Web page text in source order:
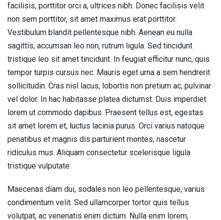
facilisis, porttitor orci a, ultrices nibh. Donec facilisis velit
non sem porttitor, sit amet maximus erat porttitor.
Vestibulum blandit pellentesque nibh. Aenean eu nulla
sagittis, accumsan leo non, rutrum ligula. Sed tincidunt
tristique leo sit amet tincidunt. In feugiat efficitur nunc, quis
tempor turpis cursus nec. Mauris eget urna a sem hendrerit
sollicitudin. Cras nisl lacus, lobortis non pretium ac, pulvinar
vel dolor. In hac habitasse platea dictumst. Duis imperdiet
lorem ut commodo dapibus. Praesent tellus est, egestas
sit amet lorem et, luctus lacinia purus. Orci varius natoque
penatibus et magnis dis parturient montes, nascetur
ridiculus mus. Aliquam consectetur scelerisque ligula
tristique vulputate.
Maecenas diam dui, sodales non leo pellentesque, varius
condimentum velit. Sed ullamcorper tortor quis tellus
volutpat, ac venenatis enim dictum. Nulla enim lorem,